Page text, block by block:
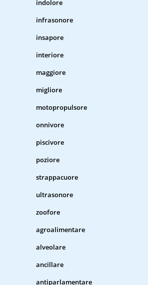
indolore
infrasonore
insapore
interiore
maggiore
migliore
motopropulsore
onnivore
piscivore
poziore
strappacuore
ultrasonore
zoofore
agroalimentare
alveolare
ancillare
antiparlamentare